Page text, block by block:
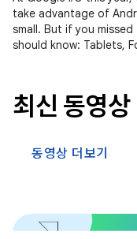
take advantage of
small. But if you
should know: Tablets,
최신 동영상
동영상 더보기